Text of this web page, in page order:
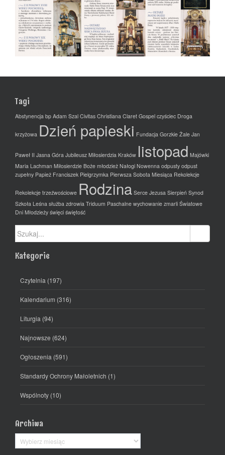
Tagi
Abstynencja bp Adam Szal Civitas Christiana Claret Gospel czyściec Droga
krzyżowa Dzień papieski Fundacja Gorzkie Żale Jan
Paweł II Jasna Góra Jubileusz Miłosierdzia Kraków listopad Majówki
Maria Lachman Miłosierdzie Boże młodzież Nałogi Nowenna odpusty odpust
zupełny Papież Franciszek Pielgrzymka Pierwsza Sobota Miesiąca Rekolekcje
Rekolekcje trzeźwościowe Rodzina Serce Jezusa Sierpień Synod
Szkoła Leśna służba zdrowia Triduum Paschalne wychowanie zmarli Światowe
Dni Młodzieży święci świętość
Szukaj:
Kategorie
Czytelnia (197)
Kalendarium (316)
Liturgia (94)
Najnowsze (624)
Ogłoszenia (591)
Standardy Ochrony Małoletnich (1)
Wspólnoty (10)
Archiwa
Archiwa